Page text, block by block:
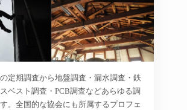
定期調査から地盤調査・漏水調査・鉄
ベスト調査・PCB調査などあらゆる調
。全国的な協会にも所属するプロフェ